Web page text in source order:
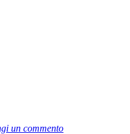
un commento